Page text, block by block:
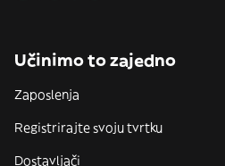
Učinimo to zajedno
Zaposlenja
Registrirajte svoju tvrtku
Dostavljači